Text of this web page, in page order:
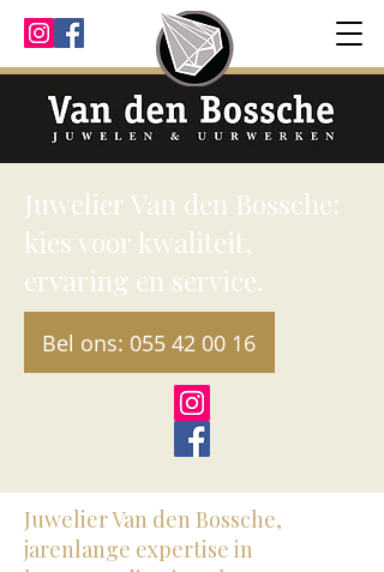
Juwelier Van den Bossche:
kies voor kwaliteit,
ervaring en service.
Bel ons: 055 42 00 16
Juwelier Van den Bossche,
jarenlange expertise in